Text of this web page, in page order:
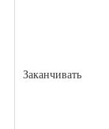
Заканчивать